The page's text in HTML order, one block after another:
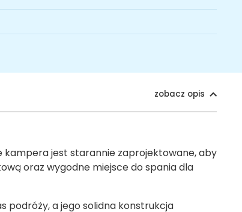
zobacz opis
kampera jest starannie zaprojektowane, aby
oraz wygodne miejsce do spania dla
podróży, a jego solidna konstrukcja